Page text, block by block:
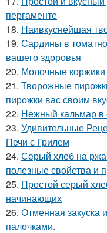
пергаменте
18. Наивкуснейшая
19. Сардины в
вашего здоровья
20. Молочные коржики
21. Творожные
пирожки вас своим
22. Нежный кальмар в
23. Удивительные
Печи с Грилем
24. Серый хлеб на
полезные свойства и
25. Простой серый
начинающих
26. Отменная закуска
палочками.